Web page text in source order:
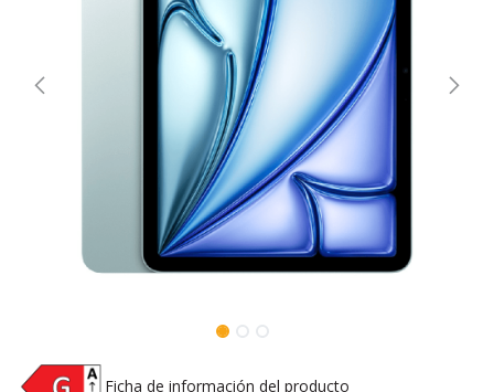
Ficha de información del producto